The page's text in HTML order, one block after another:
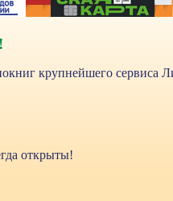
крупнейшего сервиса
открыты!